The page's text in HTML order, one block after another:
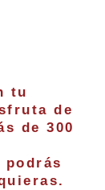
tu
de
de 300
podrás